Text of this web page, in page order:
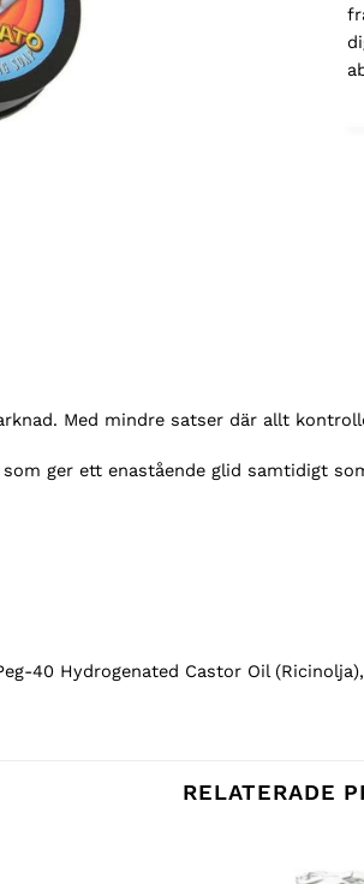
Med mindre satser där allt
ger ett enastående glid samtidigt
40 Hydrogenated Castor Oil
RELATERADE